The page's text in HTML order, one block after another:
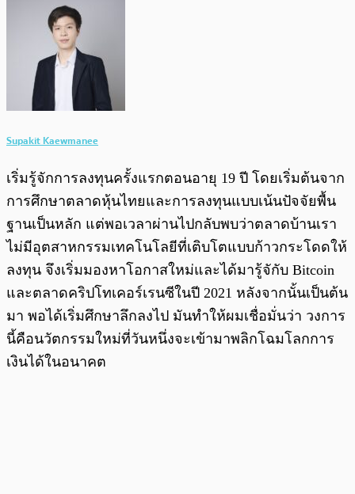
Supakit Kaewmanee
เริ่มรู้จักการลงทุนครั้งแรกตอนอายุ 19 ปี โดยเริ่มต้นจาก
การศึกษาตลาดหุ้นไทยและการลงทุนแบบเน้นปัจจัยพื้น
ฐานเป็นหลัก แต่พอเวลาผ่านไปกลับพบว่าตลาดบ้านเรา
ไม่มีอุตสาหกรรมเทคโนโลยีที่เติบโตแบบก้าวกระโดดให้
ลงทุน จึงเริ่มมองหาโอกาสใหม่และได้มารู้จักับ Bitcoin
และตลาดคริปโทเคอร์เรนซีในปี 2021 หลังจากนั้นเป็นต้น
มา พอได้เริ่มศึกษาลึกลงไป มันทำให้ผมเชื่อมั่นว่า วงการ
นี้คือนวัตกรรมใหม่ที่วันหนึ่งจะเข้ามาพลิกโฉมโลกการ
เงินได้ในอนาคต